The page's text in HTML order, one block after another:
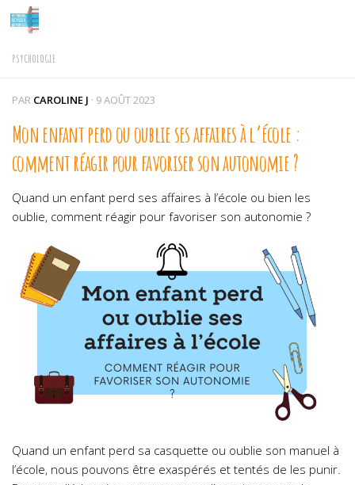
Skip to content
PSYCHOLOGIE
PAR CAROLINE J · 9 AOÛT 2023
Mon enfant perd ou oublie ses affaires à l’école :
comment réagir pour favoriser son autonomie ?
Quand un enfant perd ses affaires à l’école ou bien les
oublie, comment réagir pour favoriser son autonomie ?
Quand un enfant perd sa casquette ou oublie son manuel à
l’école, nous pouvons être exaspérés et tentés de les punir.